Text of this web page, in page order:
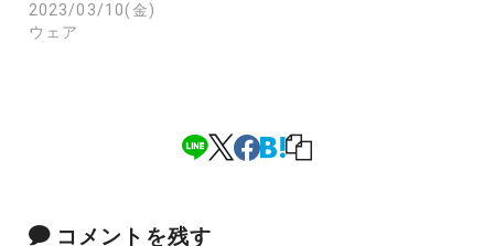
2023/03/10(金)
ウェア
コメントを残す